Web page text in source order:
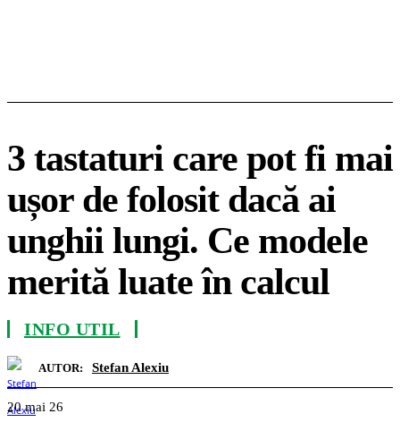
3 tastaturi care pot fi mai
ușor de folosit dacă ai
unghii lungi. Ce modele
merită luate în calcul
INFO UTIL
AUTOR: Stefan Alexiu
20 mai 26